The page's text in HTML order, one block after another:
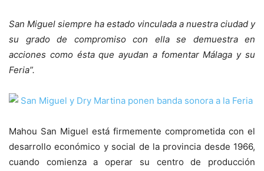
San Miguel siempre ha estado vinculada a nuestra ciudad y
su grado de compromiso con ella se demuestra en
acciones como ésta que ayudan a fomentar Málaga y su
Feria”.
Mahou San Miguel está firmemente comprometida con el
desarrollo económico y social de la provincia desde 1966,
cuando comienza a operar su centro de producción